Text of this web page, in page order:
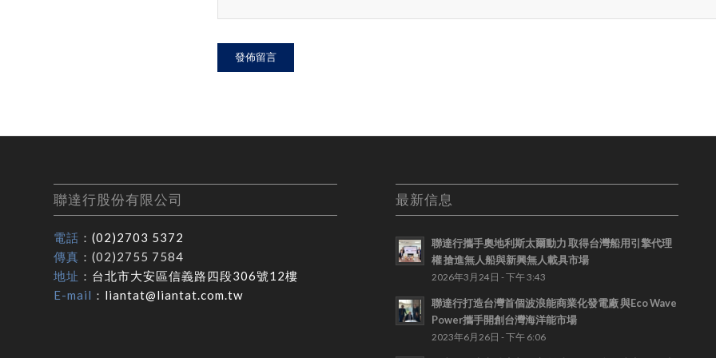
聯達行股份有限公司
電話 ： (02)2703 5372
傳真 ：(02)2755 7584
地址 ： 台北市大安區信義路四段306號12樓
E-mail ： liantat@liantat.com.tw
最新信息
聯達行攜手奧地利斯太爾動力 取得台灣船用引擎代理
權 搶進無人船與新興無人載具市場
2026年3月24日 - 下午 3:43
聯達行打造台灣首個波浪能商業化發電廠 與Eco Wave
Power攜手開創台灣海洋能市場
2023年6月26日 - 下午 6:06